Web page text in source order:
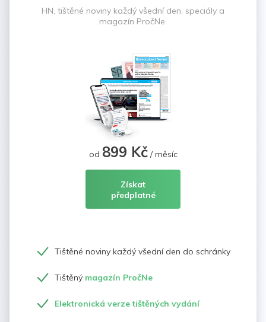
HN, tištěné noviny každý všední den, speciály a
magazín PročNe.
od 899 Kč/ měsíc
Získat
předplatné
Tištěné noviny každý všední den do schránky
Tištěný magazín PročNe
Elektronická verze tištěných vydání